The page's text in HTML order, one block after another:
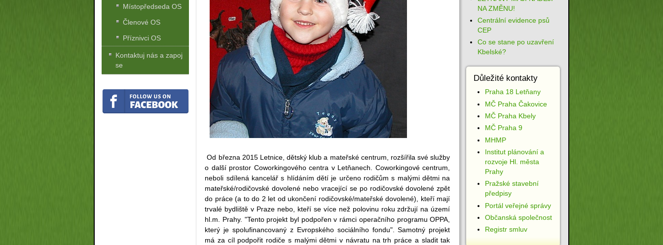
Od března 2015 Letnice, dětský klub a mateřské centrum, rozšířila své služby
o další prostor Coworkingového centra v Letňanech. Coworkingové centrum,
neboli sdílená kancelář s hlídáním dětí je určeno rodičům s malými dětmi na
mateřské/rodičovské dovolené nebo vracející se po rodičovské dovolené zpět
do práce (a to do 2 let od ukončení rodičovské/mateřské dovolené), kteří mají
trvalé bydliště v Praze nebo, kteří se více než polovinu roku zdržují na území
hl.m. Prahy. "Tento projekt byl podpořen v rámci operačního programu OPPA,
který je spolufinancovaný z Evropského sociálního fondu". Samotný projekt
má za cíl podpořit rodiče s malými dětmi v návratu na trh práce a sladit tak
Místopředseda OS
Členové OS
Příznivci OS
Kontaktuj nás a zapoj
se
NA ZMĚNU!
Centrální evidence psů
CEP
Co se stane po uzavření
Kbelské?
Důležité kontakty
Praha 18 Letňany
MČ Praha Čakovice
MČ Praha Kbely
MČ Praha 9
MHMP
Institut plánování a
rozvoje Hl. města
Prahy
Pražské stavební
předpisy
Portál veřejné správy
Občanská společnost
Registr smluv